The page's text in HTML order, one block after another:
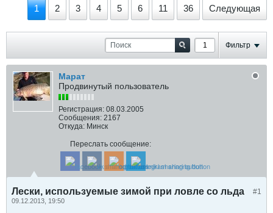
1 2 3 4 5 6 11 36 Следующая
Фильтр
Марат
Продвинутый пользователь
Регистрация: 08.03.2005
Сообщения: 2167
Откуда: Минск
Переслать сообщение:
#1
Лески, используемые зимой при ловле со льда
09.12.2013, 19:50